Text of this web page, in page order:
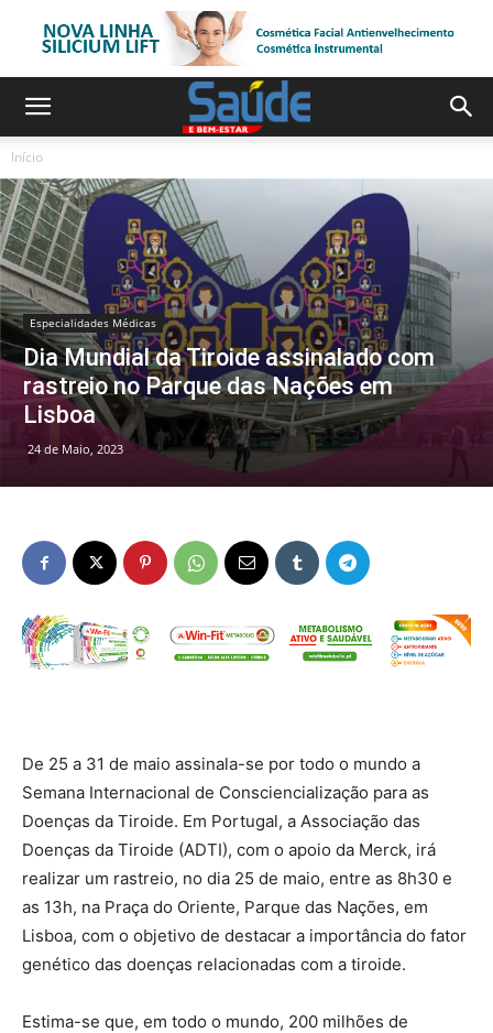
Início
Especialidades Médicas
Dia Mundial da Tiroide assinalado com
rastreio no Parque das Nações em
Lisboa
24 de Maio, 2023
De 25 a 31 de maio assinala-se por todo o mundo a
Semana Internacional de Consciencialização para as
Doenças da Tiroide. Em Portugal, a Associação das
Doenças da Tiroide (ADTI), com o apoio da Merck, irá
realizar um rastreio, no dia 25 de maio, entre as 8h30 e
as 13h, na Praça do Oriente, Parque das Nações, em
Lisboa, com o objetivo de destacar a importância do fator
genético das doenças relacionadas com a tiroide.
Estima-se que, em todo o mundo, 200 milhões de